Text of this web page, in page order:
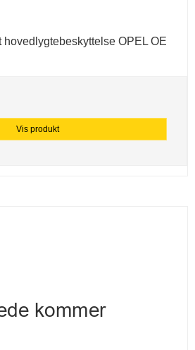
OPEL OE
Vis produkt